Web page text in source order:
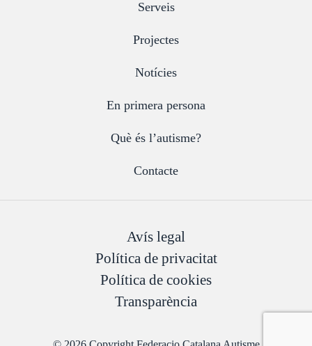
Serveis
Projectes
Notícies
En primera persona
Què és l’autisme?
Contacte
Avís legal
Política de privacitat
Política de cookies
Transparència